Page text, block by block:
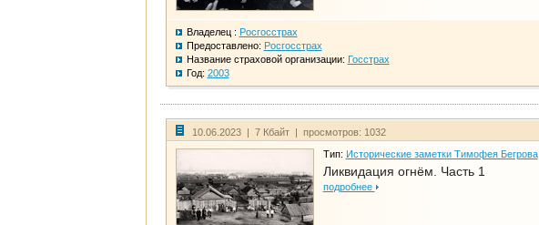
Владелец : Росгосстрах
Предоставлено: Росгосстрах
Название страховой организации: Госстрах
Год: 2003
10.06.2023 | 7 Кбайт | просмотров: 1032
Тип: Исторические заметки Тимофея Бегрова
Ликвидация огнём. Часть 1
подробнее